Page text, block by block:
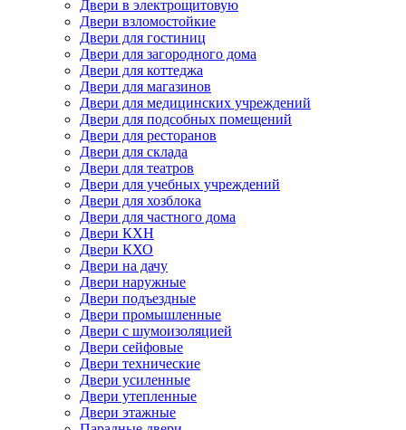
Двери в электрощитовую
Двери взломостойкие
Двери для гостиниц
Двери для загородного дома
Двери для коттеджа
Двери для магазинов
Двери для медицинских учреждений
Двери для подсобных помещений
Двери для ресторанов
Двери для склада
Двери для театров
Двери для учебных учреждений
Двери для хозблока
Двери для частного дома
Двери КХН
Двери КХО
Двери на дачу
Двери наружные
Двери подъездные
Двери промышленные
Двери с шумоизоляцией
Двери сейфовые
Двери технические
Двери усиленные
Двери утепленные
Двери этажные